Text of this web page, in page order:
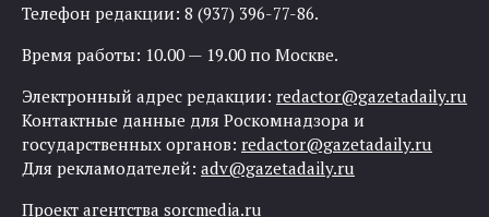
Телефон редакции: 8 (937) 396-77-86.
Время работы: 10.00 — 19.00 по Москве.
Электронный адрес редакции: redactor@gazetadaily.ru
Контактные данные для Роскомнадзора и
государственных органов: redactor@gazetadaily.ru
Для рекламодателей: adv@gazetadaily.ru
Проект агентства sorcmedia.ru